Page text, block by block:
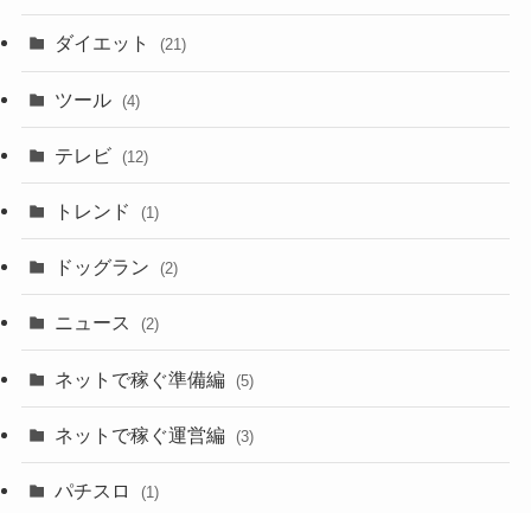
ダイエット (21)
ツール (4)
テレビ (12)
トレンド (1)
ドッグラン (2)
ニュース (2)
ネットで稼ぐ準備編 (5)
ネットで稼ぐ運営編 (3)
パチスロ (1)